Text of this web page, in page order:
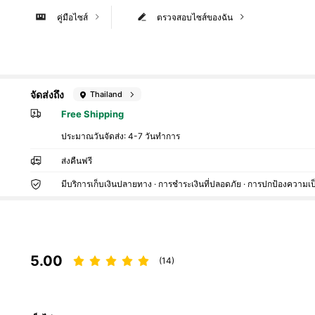
ตรวจสอบไซส์ของฉัน
คู่มือไซส์
จัดส่งถึง Thailand
Free Shipping
ประมาณวันจัดส่ง:4-7 วันทำการ
ส่งคืนฟรี
มีบริการเก็บเงินปลายทาง · การชำระเงินที่ปลอดภัย · การปกป้องความ
5.00 (14)